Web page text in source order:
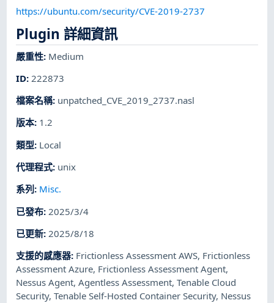
https://ubuntu.com/security/CVE-2019-2737
Plugin 詳細資訊
嚴重性: Medium
ID: 222873
檔案名稱: unpatched_CVE_2019_2737.nasl
版本: 1.2
類型: Local
代理程式: unix
系列 : Misc.
已發布: 2025/3/4
已更新: 2025/8/18
支援的感應器: Frictionless Assessment AWS, Frictionless
Assessment Azure, Frictionless Assessment Agent,
Nessus Agent,Agentless Assessment,Tenable Cloud
Security,Tenable Self-Hosted Container Security, Nessus